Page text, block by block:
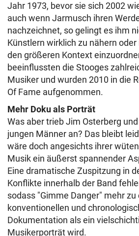
Jahr 1973, bevor sie sich 2002
auch wenn Jarmusch ihren
nachzeichnet, so gelingt es ihm
Künstlern wirklich zu nähern
den größeren Kontext
beeinflussten die Stooges
Musiker und wurden 2010 in die
Of Fame aufgenommen.
Mehr Doku als Porträt
Was aber trieb Jim Osterberg
jungen Männer an? Das bleibt
wäre doch angesichts ihrer
Musik ein äußerst spannender
Eine dramatische Zuspitzung in
Konflikte innerhalb der Band
sodass "Gimme Danger" mehr zu
konventionellen und
Dokumentation als ein
Musikerporträt wird.